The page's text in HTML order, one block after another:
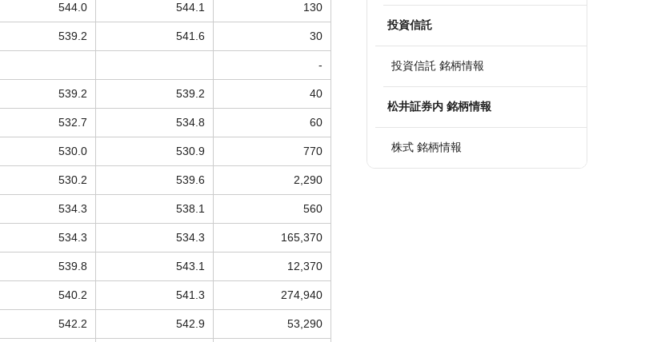
544.0 544.1 130
539.2 541.6 30
-
539.2 539.2 40
532.7 534.8 60
530.0 530.9 770
530.2 539.6 2,290
534.3 538.1 560
534.3 534.3 165,370
539.8 543.1 12,370
540.2 541.3 274,940
542.2 542.9 53,290
投資信託
投資信託 銘柄情報
松井証券内 銘柄情報
株式 銘柄情報